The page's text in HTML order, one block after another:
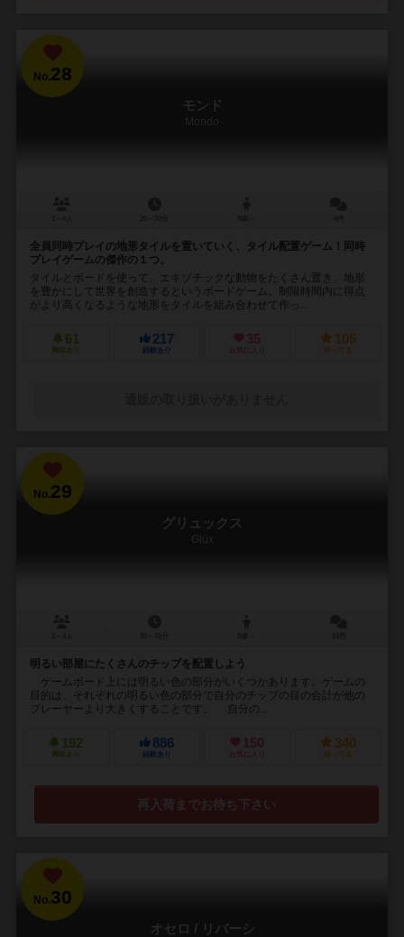
No.28
モンド
Mondo
全員同時プレイの地形タイルを置いていく、タイル配置ゲーム！同時
プレイゲームの傑作の１つ。
タイルとボードを使って、エキゾチックな動物をたくさん置き、地形
を豊かにして世界を創造するというボードゲーム。制限時間内に得点
がより高くなるような地形をタイルを組み合わせて作っ...
61
興味あり
217
経験あり
35
お気に入り
105
持ってる
No.29
グリュックス
Glüx
明るい部屋にたくさんのチップを配置しよう
ゲームボード上には明るい色の部分がいくつかあります。ゲームの
目的は、それぞれの明るい色の部分で自分のチップの目の合計が他の
プレーヤーより大きくすることです。 自分の...
192
興味あり
886
経験あり
150
お気に入り
340
持ってる
再入荷までお待ち下さい
No.30
オセロ / リバーシ